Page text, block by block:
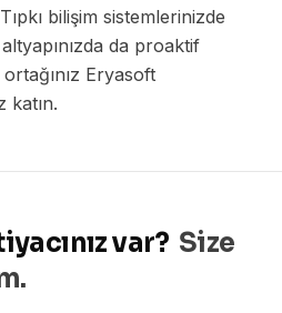
bilişim sistemlerinizde
da proaktif
Eryasoft
katın.
var? Size